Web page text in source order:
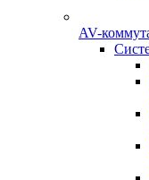
AV-